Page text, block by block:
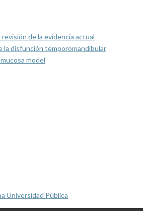
de la evidencia actual
la disfunción temporomandibular
model
Universidad Pública